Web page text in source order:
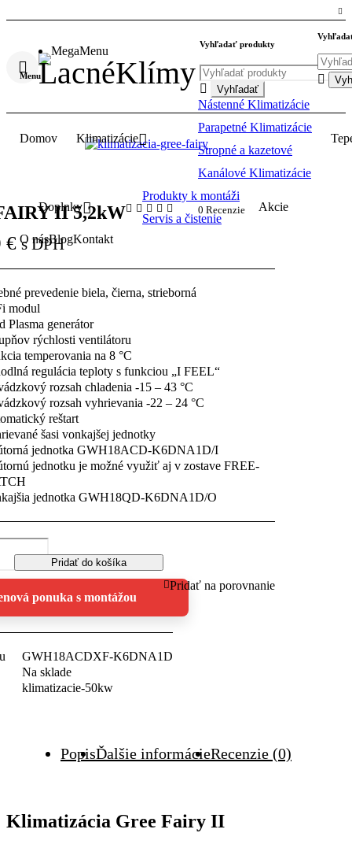
Vyhľadať produkty
II 5,2kW 0 Recenzie
€ s DPH
prevedenie biela, čierna, strieborná
modul
Plasma generátor
rýchlosti ventilátoru
temperovania na 8 °C
regulácia teploty s funkciou „I FEEL“
rozsah chladenia -15 – 43 °C
rozsah vyhrievania -22 – 24 °C
reštart
šasi vonkajšej jednotky
jednotka GWH18ACD-K6DNA1D/I
jednotku je možné využiť aj v zostave FREE-
jednotka GWH18QD-K6DNA1D/O
Pridať do košíka
ponuka s montážou
Pridať na porovnanie
GWH18ACDXF-K6DNA1D
Na sklade
klimatizacie-50kw
PopisĎalšie informácieRecenzie (0)
Klimatizácia Gree Fairy II
MegaMenu
Menu
Domov Klimatizácie
Nástenné Klimatizácie
Parapetné Klimatizácie
Stropné a kazetové
Kanálové Klimatizácie
Doplnky
Produkty k montáži
Servis a čistenie
Akcie
O násBlogKontakt